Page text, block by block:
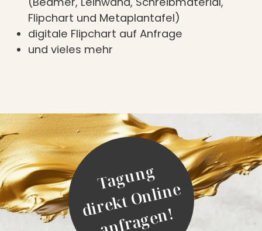
Flipchart und Metaplantafel)
digitale Flipchart auf Anfrage
und vieles mehr
T
a
g
u
n
g
d
i
r
e
k
t
O
n
l
i
n
e
a
n
f
r
a
g
e
n
!